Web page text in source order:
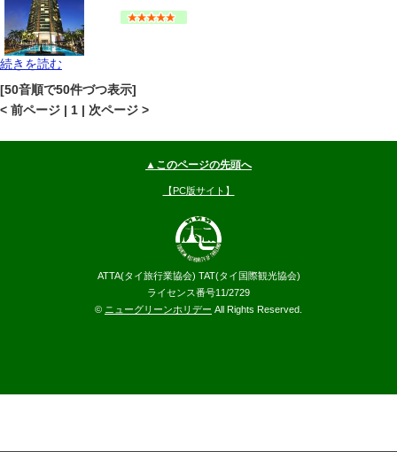
続きを読む
[50音順で50件づつ表示]
< 前ページ | 1 | 次ページ >
▲このページの先頭へ
【PC版サイト】
ATTA(タイ旅行業協会) TAT(タイ国際観光協会)
ライセンス番号11/2729
© ニューグリーンホリデー All Rights Reserved.